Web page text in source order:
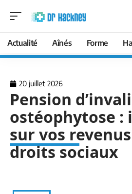
Actualité Aînés Forme
20 juillet 2026
Pension
ostéophytose :
sur vos
droits sociaux